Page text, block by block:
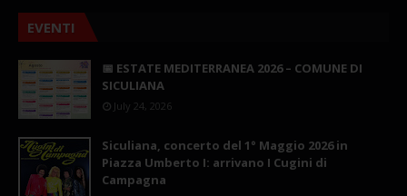
EVENTI
📅 ESTATE MEDITERRANEA 2026 – COMUNE DI
SICULIANA
July 24, 2026
Siculiana, concerto del 1° Maggio 2026 in
Piazza Umberto I: arrivano I Cugini di
Campagna